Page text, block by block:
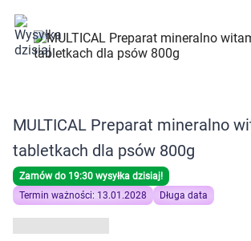
Dla zwierząt
Zdrowie
Kobieta w ciąży i mama
Dziecko
MULTICAL Preparat mineralno
tabletkach dla psów 800g
Zamów do 19:30 wysyłka dzisiaj!
Termin ważności: 13.01.2028
Długa data